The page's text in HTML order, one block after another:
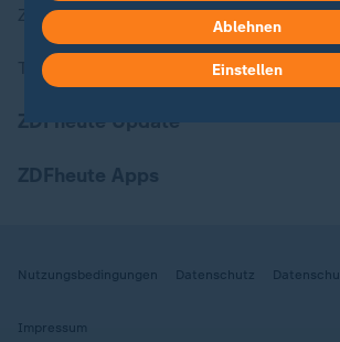
ZDFheute Stories
Themen im Überblick
ZDFheute Update
Nutzungsbedingungen Datenschutz
Impressum
Ablehnen
Einstellen